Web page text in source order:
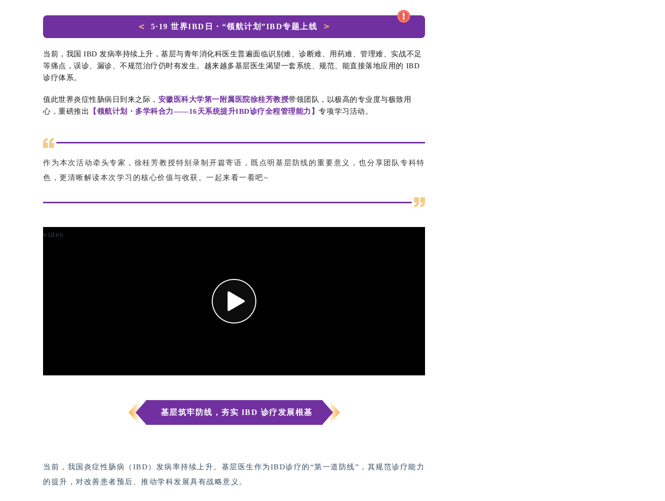
5·19 世界IBD日・“领航计划”IBD专题上线
当前，我国 IBD 发病率持续上升，基层与青年消化科医生普遍面临识别难、诊断难、用药难、管理难、实战不足
等痛点，误诊、漏诊、不规范治疗仍时有发生。越来越多基层医生渴望一套系统、规范、能直接落地应用的 IBD
诊疗体系。
值此世界炎症性肠病日到来之际， 安徽医科大学第一附属医院徐桂芳教授带领团队，以极高的专业度与极致用
心，重磅推出
【领航计划・多学科合力——16天系统提升IBD诊疗全程管理能力】专项学习活动。
作为本次活动牵头专家，徐桂芳教授特别录制开篇寄语，既点明基层防线的重要意义，也分享团队专科特
色，更清晰解读本次学习的核心价值与收获。一起来看一看吧~
video
基层筑牢防线，夯实 IBD 诊疗发展根基
当前，我国炎症性肠病（IBD）发病率持续上升。基层医生作为IBD诊疗的“第一道防线”，其规范诊疗能力
的提升，对改善患者预后、推动学科发展具有战略意义。